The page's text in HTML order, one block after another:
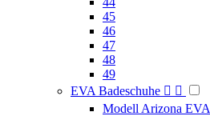
45
46
47
48
49
EVA Badeschuhe  
Modell Arizona EVA